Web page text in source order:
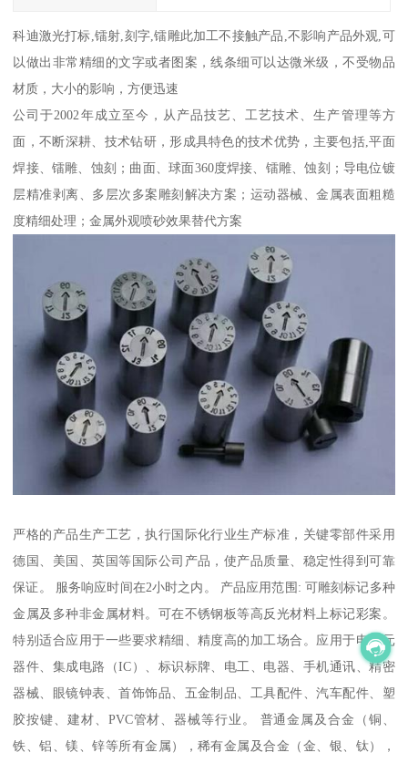
科迪激光打标,镭射,刻字,镭雕此加工不接触产品,不影响产品外观,可
以做出非常精细的文字或者图案，线条细可以达微米级，不受物品
材质，大小的影响，方便迅速
公司于2002年成立至今，从产品技艺、工艺技术、生产管理等方
面，不断深耕、技术钻研，形成具特色的技术优势，主要包括,平面
焊接、镭雕、蚀刻；曲面、球面360度焊接、镭雕、蚀刻；导电位镀
层精准剥离、多层次多案雕刻解决方案；运动器械、金属表面粗糙
度精细处理；金属外观喷砂效果替代方案
严格的产品生产工艺，执行国际化行业生产标准，关键零部件采用
德国、美国、英国等国际公司产品，使产品质量、稳定性得到可靠
保证。 服务响应时间在2小时之内。 产品应用范围: 可雕刻标记多种
金属及多种非金属材料。可在不锈钢板等高反光材料上标记彩案。
特别适合应用于一些要求精细、精度高的加工场合。应用于电子元
器件、集成电路（IC）、标识标牌、电工、电器、手机通讯、精密
器械、眼镜钟表、首饰饰品、五金制品、工具配件、汽车配件、塑
胶按键、建材、PVC管材、器械等行业。 普通金属及合金（铜、
铁、铝、镁、锌等所有金属），稀有金属及合金（金、银、钛），